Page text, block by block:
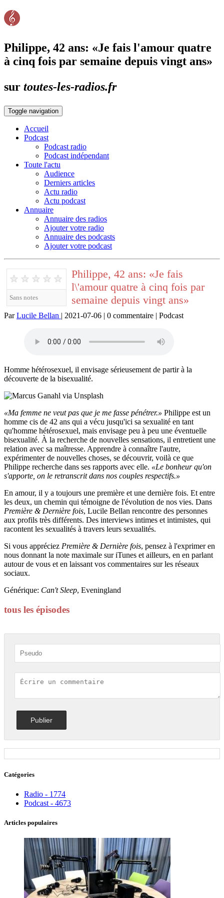
Philippe, 42 ans: «Je fais l'amour quatre
à cinq fois par semaine depuis vingt ans»
sur toutes-les-radios.fr
Toggle navigation
Accueil
Podcast
Podcast radio
Podcast indépendant
Toute l'actu
Audience
Derniers articles
Actu radio
Actu podcast
Annuaire
Annuaire des radios
Ajouter votre radio
Annuaire des podcasts
Ajouter votre podcast
★ ★ ★ ★ ★
Sans notes
Philippe, 42 ans: «Je fais
l\'amour quatre à cinq fois par
semaine depuis vingt ans»
ParLucile Bellan | 2021-07-06 | 0 commentaire | Podcast
Homme hétérosexuel, il envisage sérieusement de partir à la
découverte de la bisexualité.
«Ma femme ne veut pas que je me fasse pénétrer.» Philippe est un
homme cis de 42 ans qui a vécu jusqu'ici sa sexualité en tant
qu'homme hétérosexuel, mais envisage peu à peu une éventuelle
bisexualité. À la recherche de nouvelles sensations, il entretient une
relation avec sa maîtresse. Apprendre à connaître l'autre,
expérimenter de nouvelles choses, se découvrir, voilà ce que
Philippe recherche dans ses rapports avec elle. «Le bonheur qu'on
s'apporte, on le retranscrit dans nos couples respectifs.»
En amour, il y a toujours une première et une dernière fois. Et entre
les deux, un chemin qui témoigne de l'évolution de nos vies. Dans
Première & Dernière fois, Lucile Bellan rencontre des personnes
aux profils très différents. Des interviews intimes et intimistes, qui
racontent les sexualités à travers leurs sexualités.
Si vous appréciez Première & Dernière fois, pensez à l'exprimer en
nous donnant la note maximale sur iTunes et ailleurs, en en parlant
autour de vous et en laissant vos commentaires sur les réseaux
sociaux.
Générique: Can't Sleep, Eveningland
tous les épisodes
Catégories
Radio - 1774
Podcast - 4673
Articles populaires